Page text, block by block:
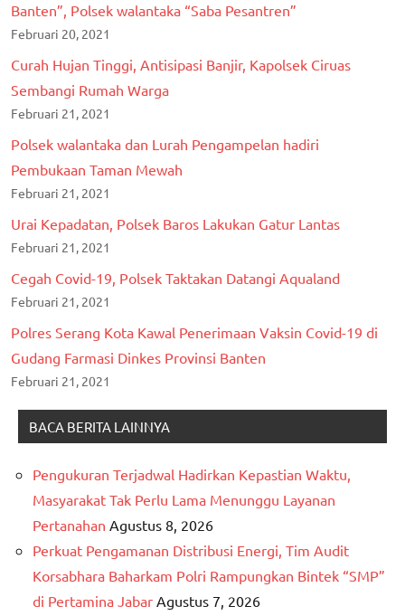
Banten”, Polsek walantaka “Saba Pesantren”
Februari 20, 2021
Curah Hujan Tinggi, Antisipasi Banjir, Kapolsek Ciruas
Sembangi Rumah Warga
Februari 21, 2021
Polsek walantaka dan Lurah Pengampelan hadiri
Pembukaan Taman Mewah
Februari 21, 2021
Urai Kepadatan, Polsek Baros Lakukan Gatur Lantas
Februari 21, 2021
Cegah Covid-19, Polsek Taktakan Datangi Aqualand
Februari 21, 2021
Polres Serang Kota Kawal Penerimaan Vaksin Covid-19 di
Gudang Farmasi Dinkes Provinsi Banten
Februari 21, 2021
BACA BERITA LAINNYA
Pengukuran Terjadwal Hadirkan Kepastian Waktu,
Masyarakat Tak Perlu Lama Menunggu Layanan
Pertanahan Agustus 8, 2026
Perkuat Pengamanan Distribusi Energi, Tim Audit
Korsabhara Baharkam Polri Rampungkan Bintek “SMP”
di Pertamina Jabar Agustus 7, 2026